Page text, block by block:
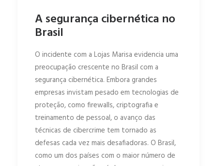
A segurança cibernética no
Brasil
O incidente com a Lojas Marisa evidencia uma
preocupação crescente no Brasil com a
segurança cibernética. Embora grandes
empresas invistam pesado em tecnologias de
proteção, como firewalls, criptografia e
treinamento de pessoal, o avanço das
técnicas de cibercrime tem tornado as
defesas cada vez mais desafiadoras. O Brasil,
como um dos países com o maior número de